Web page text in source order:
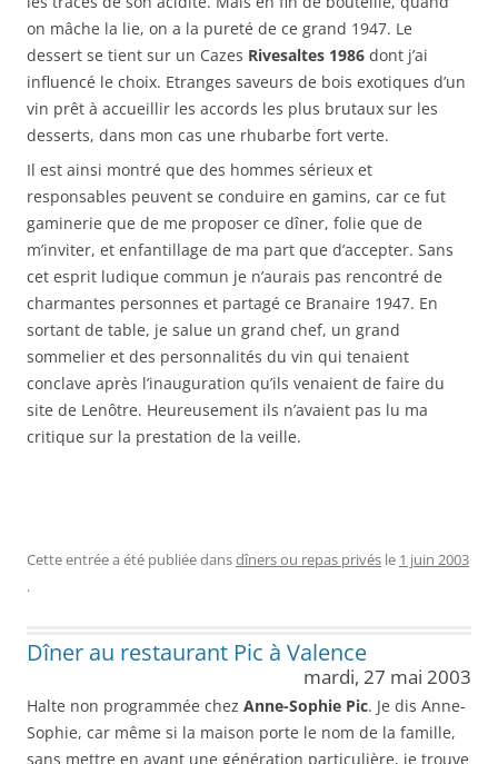
on mâche la lie, on a la pureté de ce grand 1947. Le
dessert se tient sur un Cazes Rivesaltes 1986 dont j’ai
influencé le choix. Etranges saveurs de bois exotiques d’un
vin prêt à accueillir les accords les plus brutaux sur les
desserts, dans mon cas une rhubarbe fort verte.
Il est ainsi montré que des hommes sérieux et
responsables peuvent se conduire en gamins, car ce fut
gaminerie que de me proposer ce dîner, folie que de
m’inviter, et enfantillage de ma part que d’accepter. Sans
cet esprit ludique commun je n’aurais pas rencontré de
charmantes personnes et partagé ce Branaire 1947. En
sortant de table, je salue un grand chef, un grand
sommelier et des personnalités du vin qui tenaient
conclave après l’inauguration qu’ils venaient de faire du
site de Lenôtre. Heureusement ils n’avaient pas lu ma
critique sur la prestation de la veille.
Cette entrée a été publiée dansdîners ou repas privés le 1 juin 2003
.
Dîner au restaurant Pic à Valence
mardi, 27 mai 2003
Halte non programmée chez Anne-Sophie Pic. Je dis Anne-
Sophie, car même si la maison porte le nom de la famille,
sans mettre en avant une génération particulière, je trouve